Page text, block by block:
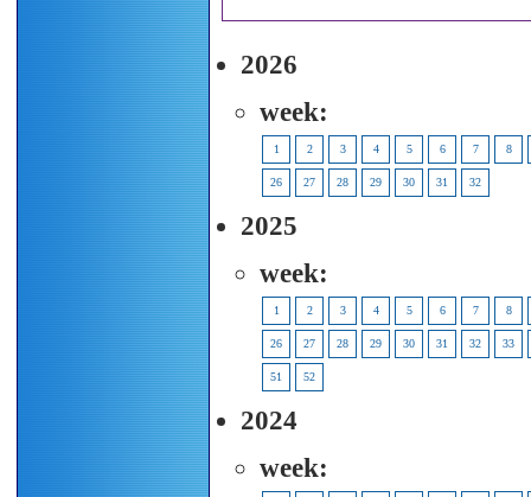
2026
week:
1 2 3 4 5 6 7 8
26 27 28 29 30 31 32
2025
week:
1 2 3 4 5 6 7 8
26 27 28 29 30 31 32 33
51 52
2024
week: